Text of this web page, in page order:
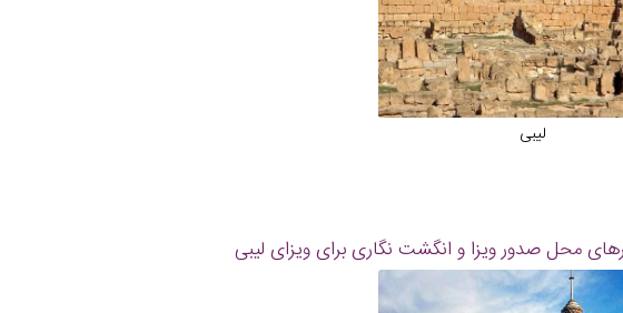
لیبی
محل صدور ویزا و انگشت نگاری برای ویزای لیبی